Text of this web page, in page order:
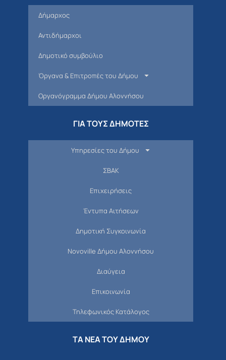
Δήμαρχος
Αντιδήμαρχοι
Δημοτικό συμβούλιο
Όργανα & Επιτροπές του Δήμου
Οργανόγραμμα Δήμου Αλοννήσου
ΓΙΑ ΤΟΥΣ ΔΗΜΟΤΕΣ
Υπηρεσίες του Δήμου
ΣΒΑΚ
Επιχειρήσεις
Έντυπα Αιτήσεων
Δημοτική Συγκοινωνία
Novoville Δήμου Αλοννήσου
Διαύγεια
Επικοινωνία
Τηλεφωνικός Κατάλογος
ΤΑ ΝΕΑ ΤΟΥ ΔΗΜΟΥ